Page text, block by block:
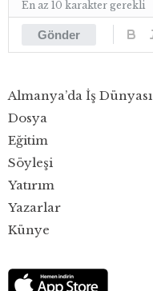
Gönder
En az 10 karakter gerekli
Almanya’da İş Dünyası
Dosya
Eğitim
Söyleşi
Yatırım
Yazarlar
Künye